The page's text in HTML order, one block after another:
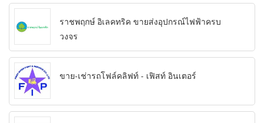
ราชพฤกษ์ อิเลคทริค ขายส่งอุปกรณ์ไฟฟ้าครบ
วงจร
ขาย-เช่ารถโฟล์คลิฟท์ - เฟิสท์ อินเตอร์